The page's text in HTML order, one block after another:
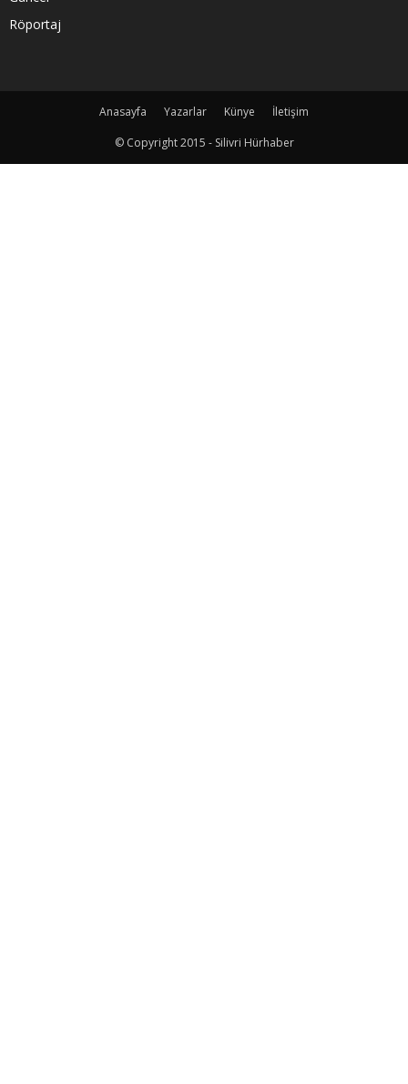
Röportaj
Anasayfa Yazarlar Künye
İletişim
© Copyright 2015 - Silivri Hürhaber